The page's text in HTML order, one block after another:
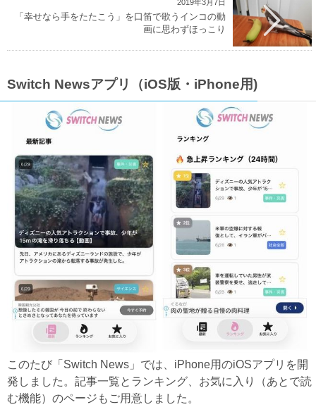
2019年3月7日
「幸せなら手をたたこう」を口笛で歌うインコの動
画に思わずほっこり
Switch Newsアプリ（iOS版・iPhone用)
このたび「Switch News」では、iPhone用のiOSアプリを開
発しました。記事一覧とランキング、お気に入り（あとで読
む機能）のページもご用意しました。